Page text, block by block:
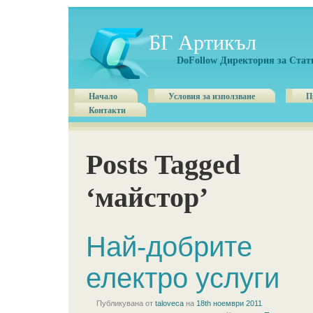
БГ Артикъл
DoFollow Директория за
Начало Условия за използване
Контакти
Posts Tagged
‘майстор’
Най-добрите
електро услуги
Публикувана от taloveca на 18th ноември 2011